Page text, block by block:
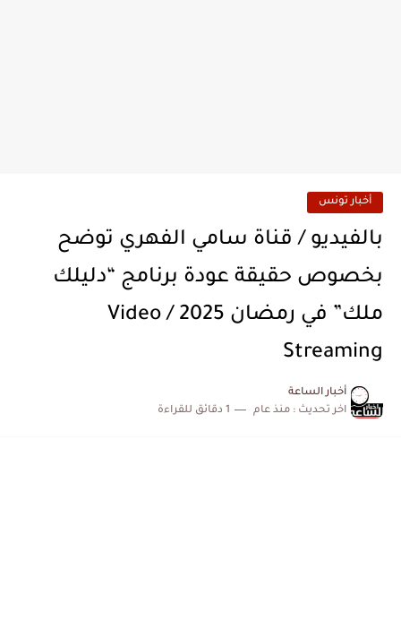
أخبار تونس
بالفيديو / قناة سامي الفهري توضح
بخصوص حقيقة عودة برنامج “دليلك
ملك” في رمضان 2025 / Video
Streaming
أخبار الساعة
اخر تحديث : منذ عام 1 دقائق للقراءة